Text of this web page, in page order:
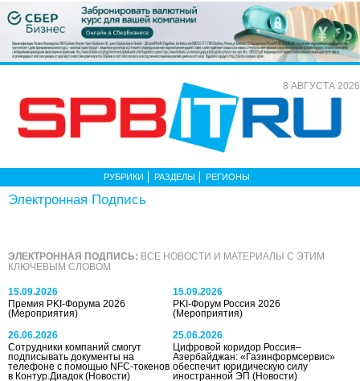
8 АВГУСТА 2026
РУБРИКИ РАЗДЕЛЫ РЕГИОНЫ
Электронная Подпись
ЭЛЕКТРОННАЯ ПОДПИСЬ: ВСЕ НОВОСТИ И МАТЕРИАЛЫ С ЭТИМ
КЛЮЧЕВЫМ СЛОВОМ
15.09.2026
Премия PKI-Форума 2026
(Мероприятия)
15.09.2026
PKI-Форум Россия 2026
(Мероприятия)
26.06.2026
Сотрудники компаний смогут
подписывать документы на
телефоне с помощью NFC-токенов
в Контур.Диадок (Новости)
25.06.2026
Цифровой коридор Россия–
Азербайджан: «Газинформсервис»
обеспечит юридическую силу
иностранной ЭП(Новости)